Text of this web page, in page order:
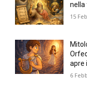
nella
15
apre
6